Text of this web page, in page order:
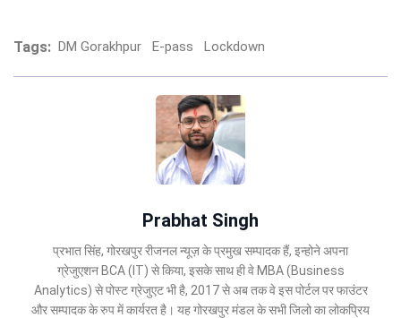
Tags: DM Gorakhpur E-pass Lockdown
Prabhat Singh
प्रभात सिंह, गोरखपुर रीजनल न्यूज़ के प्रमुख सम्पादक हैं, इन्होने अपना
ग्रेजुएशन BCA (IT) से किया, इसके साथ ही वे MBA (Business
Analytics) से पोस्ट ग्रेजुएट भी है, 2017 से अब तक वे इस पोर्टल पर फाउंटर
और सम्पादक के रुप में कार्यरत है। यह गोरखपुर मंडल के सभी जिलो का लोकप्रिय